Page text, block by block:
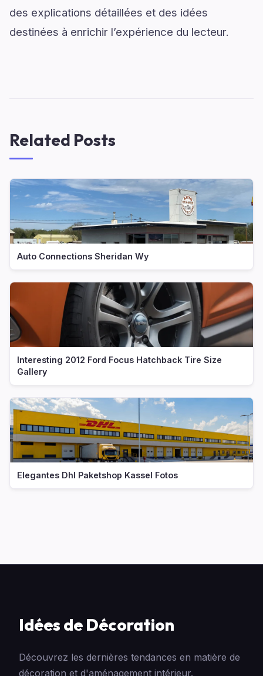
des explications détaillées et des idées
destinées à enrichir l’expérience du lecteur.
Related Posts
Auto Connections Sheridan Wy
Interesting 2012 Ford Focus Hatchback Tire Size
Gallery
Elegantes Dhl Paketshop Kassel Fotos
Idées de Décoration
Découvrez les dernières tendances en matière de
décoration et d'aménagement intérieur.